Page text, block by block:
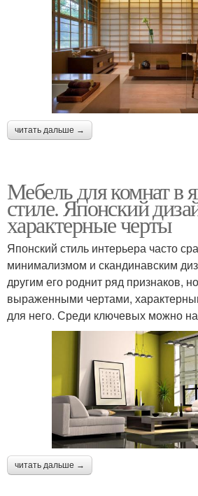
читать дальше →
Мебель для комнат в
стиле. Японский
характерные черты
Японский стиль интерьера часто
минимализмом и скандинавским
другим его роднит ряд признаков,
выраженными чертами,
для него. Среди ключевых можно
читать дальше →